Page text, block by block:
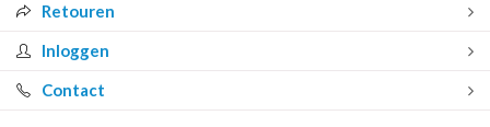
Retouren
Inloggen
Contact